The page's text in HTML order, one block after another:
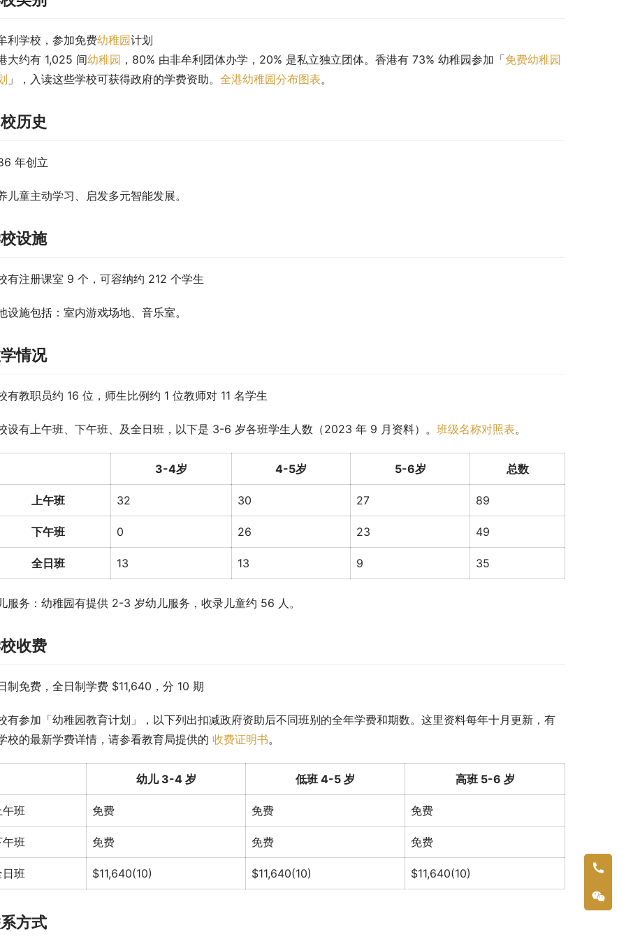
利学校，参加免费幼稚园计划
大约有 1,025 间幼稚园 ，80% 由非牟利团体办学，20% 是私立独立团体。香港有 73% 幼稚园参加「免费幼稚园
」，入读这些学校可获得政府的学费资助。 全港幼稚园分布图表。
历史
年创立
儿童主动学习、启发多元智能发展。
设施
有注册课室 9 个，可容纳约 212 个学生
设施包括：室内游戏场地、音乐室。
情况
有教职员约 16 位，师生比例约 1 位教师对 11 名学生
设有上午班、下午班、及全日班，以下是 3-6 岁各班学生人数（2023 年 9 月资料）。 班级名称对照表。
3-4岁 4-5岁 5-6岁 总数
上午班 32 30 27 89
下午班 0 26 23 49
全日班 13 13 9 35
服务：幼稚园有提供 2-3 岁幼儿服务，收录儿童约 56 人。
收费
制免费，全日制学费 $11,640，分 10 期
有参加「幼稚园教育计划」，以下列出扣减政府资助后不同班别的全年学费和期数。这里资料每年十月更新，有
校的最新学费详情，请参看教育局提供的 收费证明书。
幼儿 3-4 岁 低班 4-5 岁 高班 5-6 岁
午班 免费 免费 免费
午班 免费 免费 免费
日班 $11,640(10) $11,640(10) $11,640(10)
方式